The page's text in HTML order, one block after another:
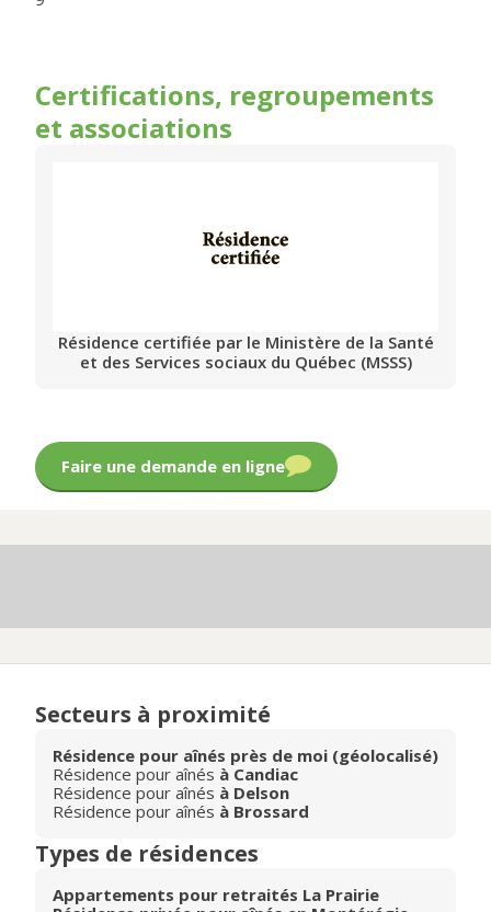
Certifications, regroupements
et associations
Résidence certifiée par le Ministère de la Santé
et des Services sociaux du Québec (MSSS)
Faire une demande en ligne
Secteurs à proximité
Résidence pour aînés près de moi (géolocalisé)
Résidence pour aînés à Candiac
Résidence pour aînés à Delson
Résidence pour aînés à Brossard
Types de résidences
Appartements pour retraités La Prairie